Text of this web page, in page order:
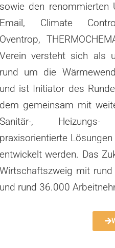
sowie den renommierten
Email, Climate
Oventrop,
Verein versteht sich als
rund um die
und ist Initiator des
dem gemeinsam mit
Sanitär-, Heizungs-
praxisorientierte Lösungen
entwickelt werden. Das
Wirtschaftszweig mit
und rund 36.000